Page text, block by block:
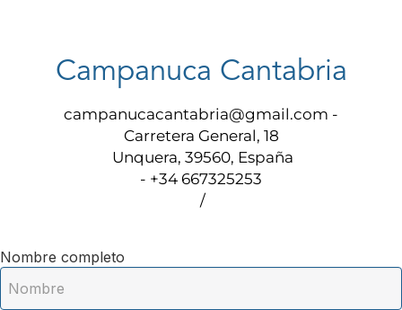
Campanuca Cantabria
campanucacantabria@gmail.com -
Carretera General, 18
Unquera, 39560, España
- +34 667325253
/
Nombre completo